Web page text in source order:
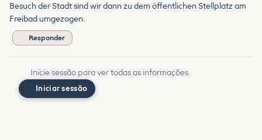
Besuch der Stadt sind wir dann zu dem öffentlichen Stellplatz am
Freibad umgezogen.
Responder
Inicie sessão para ver todas as informações
Iniciar sessão